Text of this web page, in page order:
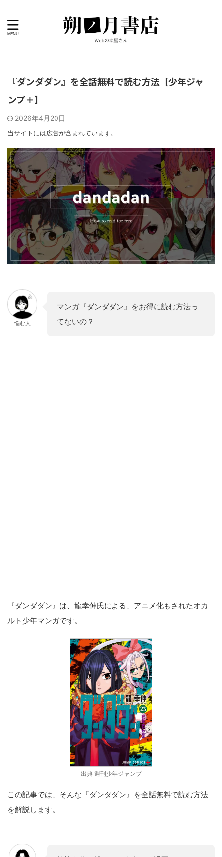
『ダンダダン』を全話無料で読む方法【少年ジャ
ンプ＋】
2026年4月20日
当サイトには広告が含まれています。
悩む人
マンガ『ダンダダン』をお得に読む方法っ
てないの？
『ダンダダン』は、龍幸伸氏による、アニメ化もされたオカ
ルト少年マンガです。
出典 週刊少年ジャンプ
この記事では、そんな『ダンダダン』を全話無料で読む方法
を解説します。